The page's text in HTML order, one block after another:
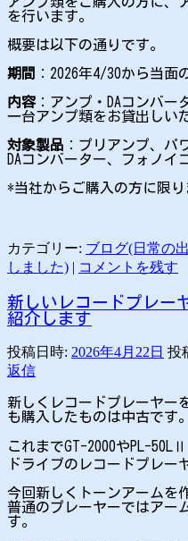
を行います。
概要は以下の通りです。
期間
：2026年4/30から当面
内容：アンプ・DAコンバー
一台アンプ類をお貸出しい
対象製品 ：プリアンプ、パ
DAコンバーター、フォノイ
*当社からご購入の方に限り
カテゴリー: ブログ(日常の
しました) | コメントを残す
新しいレコードプレー
紹介します
投稿日時: 2026年4月22日 投
返信
新しくレコードプレーヤー
も購入したものは中古です。
これまでGT-2000やPL-
ドライブのレコードプレー
今回新しくトーンアームを
普通のプレーヤーではアー
す。